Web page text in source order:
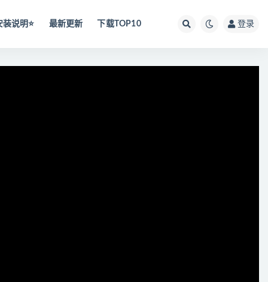
装说明⭐️ 最新更新 下载TOP10 登录